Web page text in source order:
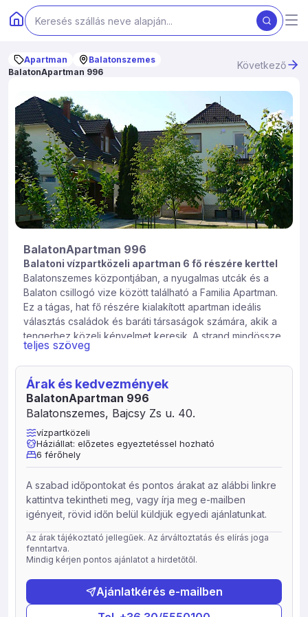
Apartman
Balatonszemes
BalatonApartman 996
Következő
BalatonApartman 996
Balatoni vízpartközeli apartman 6 fő részére kerttel
Balatonszemes központjában, a nyugalmas utcák és a
Balaton csillogó vize között található a Familia Apartman.
Ez a tágas, hat fő részére kialakított apartman ideális
választás családok és baráti társaságok számára, akik a
tengerhez közeli kényelmet keresik. A strand mindössze
öt perc sétára van, így reggeli frissítő úszás vagy
naplemente közbeni séták egyaránt könnyen
megvalósíthatók.
A szállás két hálószobája két-két ággyal várja a
vendégeket, akik a teljesen felszerelt amerikai
konyhában készíthetik el reggelijüket vagy vacsorájukat.
A modern felszereltség magában foglalja a mosógépet, a
légkondicionálót és a gyors wifi-t is. A külön fürdőszoba
és egy erkély is egészíti ki, ahol reggeli kávé mellett
élvezhető a csendes utcakép. Az udvaron található grill
lehetőséget kínál a nyári barbecue-zásra, és az itt álló
kerti pavilon tökéletes helyszín egy kellemes esti
beszélgetéshez. A háziállat is hozható előzetes
egyeztetés után.
A környéken minden kéznél van: a legközelebbi bolt alig
tíz méterre, éttermek száz méteren belül, a település
központja pedig pár perc séta. A Familia Apartman a
teljes szöveg
Árak és kedvezmények
BalatonApartman 996
Balatonszemes, Bajcsy Zs u. 40.
vízpartközeli
Háziállat: előzetes egyeztetéssel hozható
6 férőhely
A szabad időpontokat és pontos árakat az alábbi linkre
kattintva tekintheti meg, vagy írja meg e-mailben
igényeit, rövid időn belül küldjük egyedi ajánlatunkat.
Az árak tájékoztató jellegűek. Az árváltoztatás és elírás joga
fenntartva.
Mindig kérjen pontos ajánlatot a hirdetőtől.
Ajánlatkérés e-mailben